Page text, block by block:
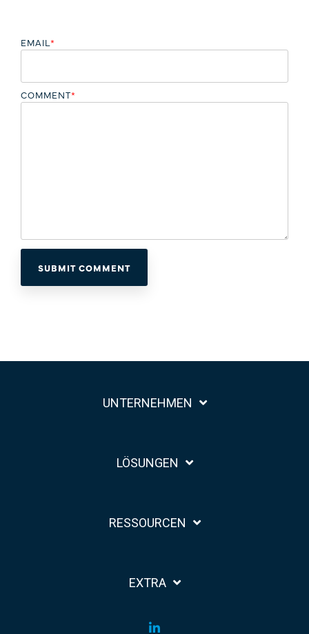
EMAIL *
COMMENT*
UNTERNEHMEN
LÖSUNGEN
RESSOURCEN
EXTRA